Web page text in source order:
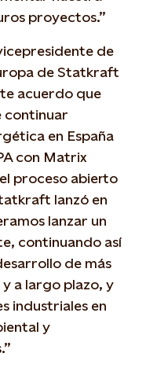
proyectos.”
de
de Statkraft
acuerdo que
continuar
en España
con Matrix
proceso abierto
lanzó en
lanzar un
continuando así
de más
a largo plazo, y
industriales en
y